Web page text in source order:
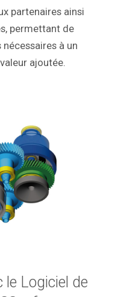
partenaires ainsi
permettant de
à un
ajoutée.
le Logiciel de